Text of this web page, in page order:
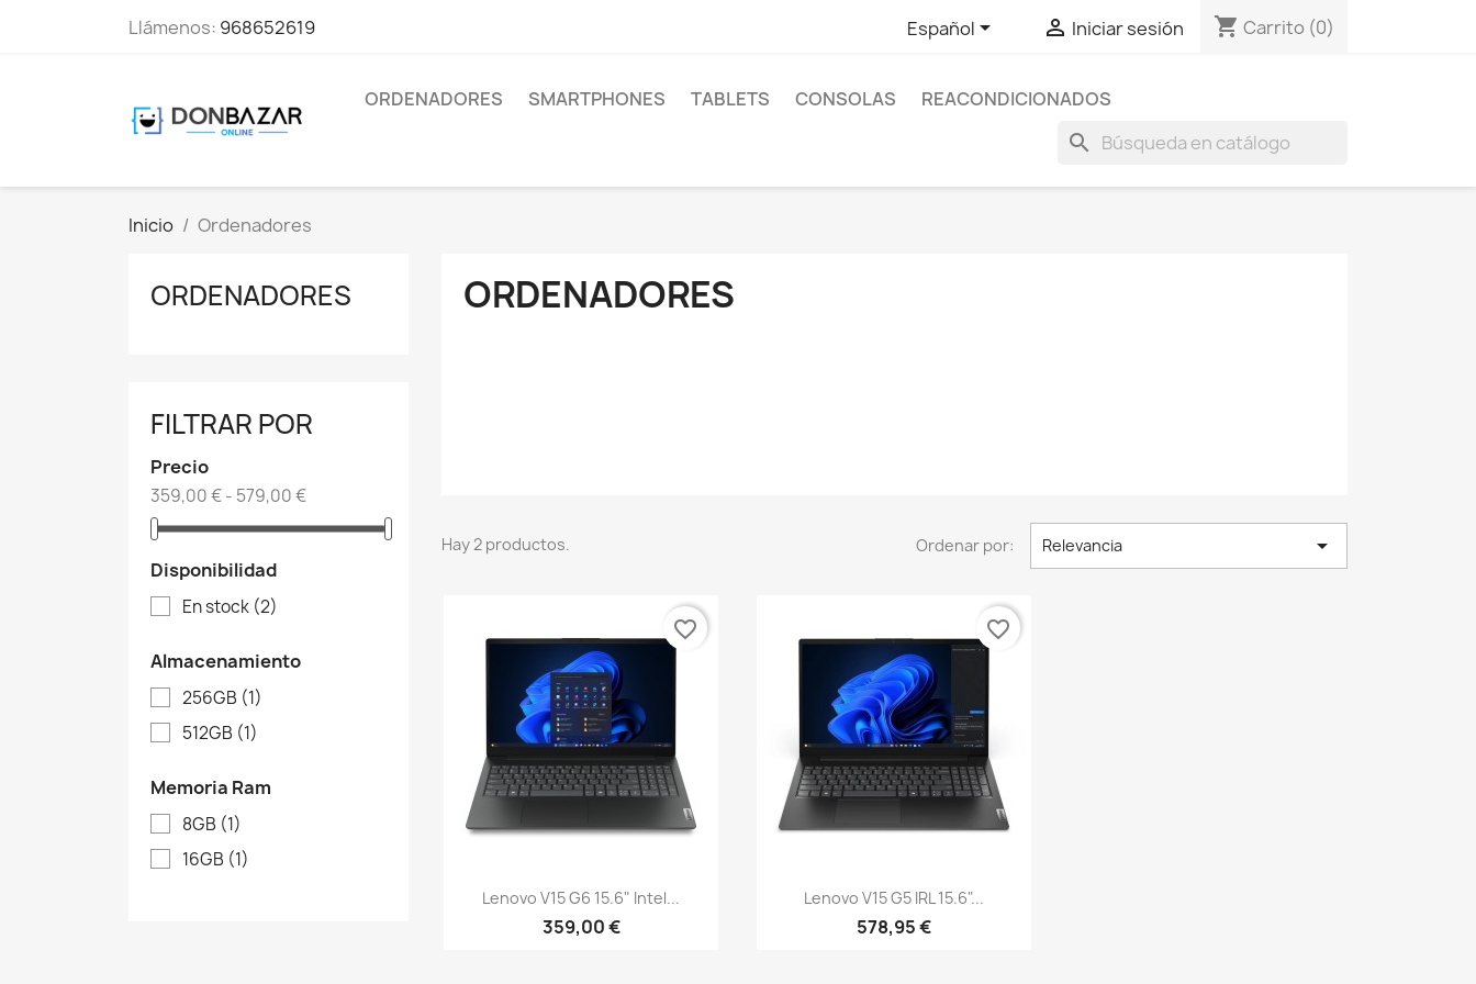
Llámenos: 968652619 Español  Iniciar sesión shopping_cart Carrito (0)
ORDENADORES SMARTPHONES TABLETS CONSOLAS REACONDICIONADOS
search
Inicio Ordenadores
ORDENADORES
FILTRAR POR
Precio
359,00 € - 579,00 €
Disponibilidad
En stock (2)
Almacenamiento
256GB (1)
512GB (1)
Memoria Ram
8GB (1)
16GB (1)
ORDENADORES
Hay 2 productos. Ordenar por: Relevancia 
Vista rápida
Lenovo V15 G6 15.6" Intel...
359,00 €
favorite_border
Vista rápida
Lenovo V15 G5 IRL 15.6"...
578,95 €
favorite_border